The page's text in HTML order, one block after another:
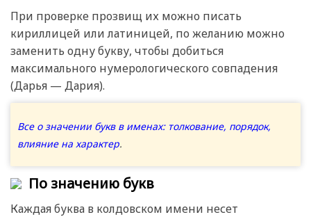
При проверке прозвищ их можно писать
кириллицей или латиницей, по желанию можно
заменить одну букву, чтобы добиться
максимального нумерологического совпадения
(Дарья — Дария).
Все о значении букв в именах: толкование, порядок,
влияние на характер.
По значению букв
Каждая буква в колдовском имени несет